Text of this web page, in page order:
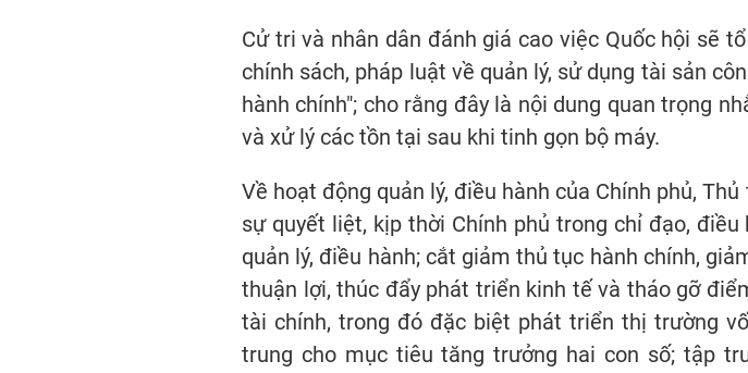
Cử tri và nhân dân đánh giá cao việc Quốc hội sẽ
chính sách, pháp luật về quản lý, sử dụng tài sản
hành chính"; cho rằng đây là nội dung quan trọng
và xử lý các tồn tại sau khi tinh gọn bộ máy.
Về hoạt động quản lý, điều hành của Chính phủ,
sự quyết liệt, kịp thời Chính phủ trong chỉ đạo,
quản lý, điều hành; cắt giảm thủ tục hành chính,
thuận lợi, thúc đẩy phát triển kinh tế và tháo gỡ
tài chính, trong đó đặc biệt phát triển thị trường
trung cho mục tiêu tăng trưởng hai con số; tập